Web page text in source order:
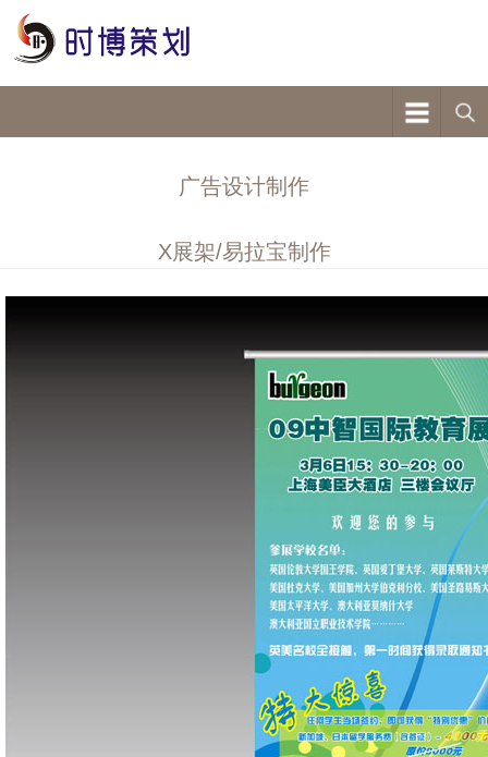
广告设计制作
X展架/易拉宝制作